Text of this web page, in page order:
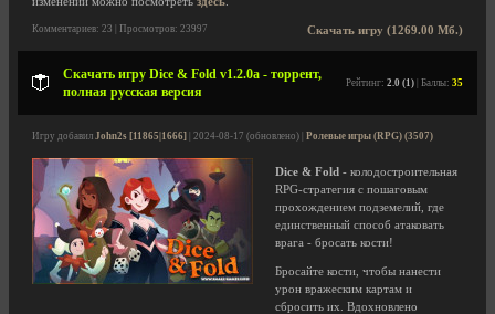
Скачать игру (1269.00 Мб.)
Комментариев: 23 | Просмотров: 23997
Скачать игру Dice & Fold v1.2.0a - торрент,
полная русская версия
Рейтинг: 2.0 (1) | Баллы: 35
Игру добавил John2s [11865|1666] | 2024-08-17 (обновлено) | Ролевые игры (RPG) (3507)
Dice & Fold - колодостроительная
RPG-стратегия с пошаговым
прохождением подземелий, где
единственный способ атаковать
врага - бросать кости!
Бросайте кости, чтобы нанести
урон вражеским картам и
сбросить их. Вдохновлено